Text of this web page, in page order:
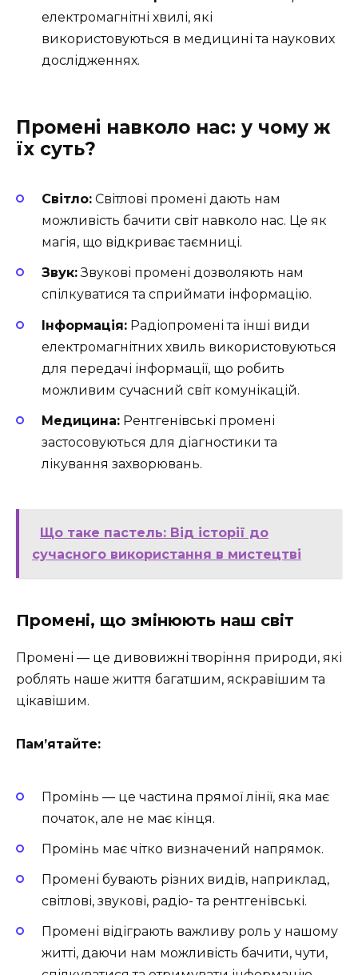
електромагнітні хвилі, які
використовуються в медицині та наукових
дослідженнях.
Промені навколо нас: у чому ж
їх суть?
Світло: Світлові промені дають нам
можливість бачити світ навколо нас. Це як
магія, що відкриває таємниці.
Звук:Звукові промені дозволяють нам
спілкуватися та сприймати інформацію.
Інформація: Радіопромені та інші види
електромагнітних хвиль використовуються
для передачі інформації, що робить
можливим сучасний світ комунікацій.
Медицина: Рентгенівські промені
застосовуються для діагностики та
лікування захворювань.
Що таке пастель: Від історії до
сучасного використання в мистецтві
Промені, що змінюють наш світ
Промені — це дивовижні творіння природи, які
роблять наше життя багатшим, яскравішим та
цікавішим.
Пам’ятайте:
Промінь — це частина прямої лінії, яка має
початок, але не має кінця.
Промінь має чітко визначений напрямок.
Промені бувають різних видів, наприклад,
світлові, звукові, радіо- та рентгенівські.
Промені відіграють важливу роль у нашому
житті, даючи нам можливість бачити, чути,